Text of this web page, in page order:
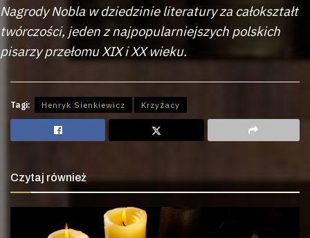
Nagrody Nobla w dziedzinie literatury za całokształt
twórczości, jeden z najpopularniejszych polskich
pisarzy przełomu XIX i XX wieku.
Tagi: Henryk Sienkiewicz Krzyżacy
Czytaj również